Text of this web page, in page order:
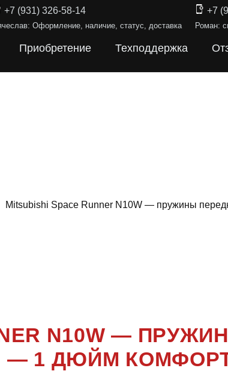
+7 (931) 326-58-14
Оформление, наличие, статус, доставка
+7
Роман:
Приобретение Техподдержка
Mitsubishi Space Runner N10W — пружины
N10W —
— 1 ДЮЙМ